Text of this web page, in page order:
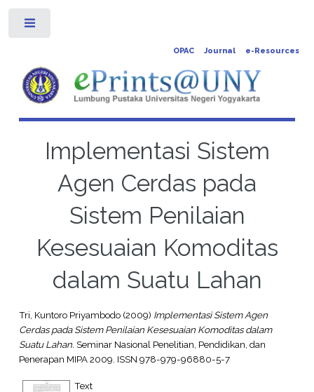
OPAC Journal e-Resources
Implementasi Sistem
Agen Cerdas pada
Sistem Penilaian
Kesesuaian Komoditas
dalam Suatu Lahan
Tri, Kuntoro Priyambodo(2009) Implementasi Sistem Agen
Cerdas pada Sistem Penilaian Kesesuaian Komoditas dalam
Suatu Lahan. Seminar Nasional Penelitian, Pendidikan, dan
Penerapan MIPA 2009. ISSN 978-979-96880-5-7
Text